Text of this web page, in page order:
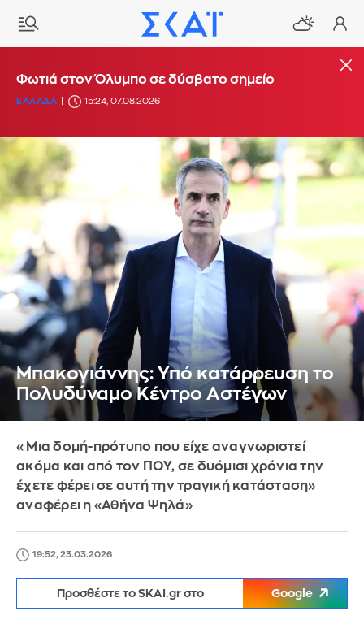
Φωτιά στον Όλυμπο σε δύσβατο σημείο
ΕΛΛΑΔΑ 15:24, 07.08.2026
Μπακογιάννης: Υπό κατάρρευση το
Πολυδύναμο Κέντρο Αστέγων
«Μια δομή-πρότυπο που είχε αναγνωριστεί
ακόμα και από τον ΠΟΥ, σε δυόμισι χρόνια την
έχετε φέρει σε αυτή την τραγική κατάσταση»
αναφέρει η «Αθήνα Ψηλά»
19:52, 23.03.2026
Προσθέστε το SKAI.gr στο Google